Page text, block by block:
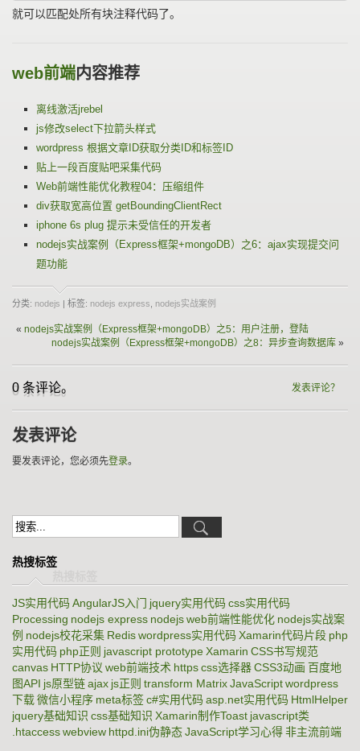
就可以匹配处所有块注释代码了。
web前端内容推荐
离线激活jrebel
js修改select下拉箭头样式
wordpress 根据文章ID获取分类ID和标签ID
贴上一段百度贴吧采集代码
Web前端性能优化教程04：压缩组件
div获取宽高位置 getBoundingClientRect
iphone 6s plug 提示未受信任的开发者
nodejs实战案例（Express框架+mongoDB）之6：ajax实现提交问
题功能
分类: nodejs | 标签: nodejs express nodejs实战案例
« nodejs实战案例（Express框架+mongoDB）之5：用户注册，登陆
nodejs实战案例（Express框架+mongoDB）之8：异步查询数据库 »
发表评论？
0 条评论。
发表评论
要发表评论，您必须先登录。
热搜标签
JS实用代码AngularJS入门 jquery实用代码css实用代码
Processing nodejs express nodejsweb前端性能优化 nodejs实战案
例 nodejs校花采集 Rediswordpress实用代码Xamarin代码片段 php
实用代码 php正则 javascript prototypeXamarin CSS书写规范
canvas HTTP协议 web前端技术 httpscss选择器CSS3动画 百度地
图API js原型链ajax js正则 transform MatrixJavaScriptwordpress
下载微信小程序 meta标签c#实用代码asp.net实用代码 HtmlHelper
jquery基础知识 css基础知识 Xamarin制作Toast javascript类
.htaccesswebview httpd.ini伪静态JavaScript学习心得非主流前端